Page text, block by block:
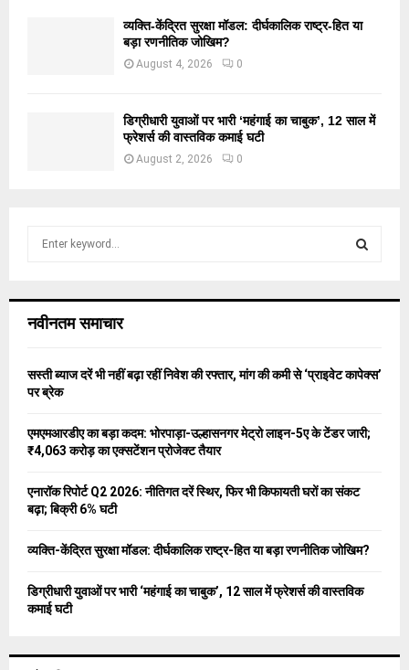
व्यक्ति-केंद्रित सुरक्षा मॉडल: दीर्घकालिक राष्ट्र-हित या
बड़ा रणनीतिक जोखिम?
August 4, 2026 0
डिग्रीधारी युवाओं पर भारी ‘महंगाई का चाबुक’, 12 साल में
फ्रेशर्स की वास्तविक कमाई घटी
August 2, 2026 0
h
o
r
C
नवीनतम समाचार
सस्ती ब्याज दरें भी नहीं बढ़ा रहीं निवेश की रफ्तार, मांग की कमी से ‘प्राइवेट कापेक्स’
पर ब्रेक
एमएमआरडीए का बड़ा कदम: भोरपाड़ा-उल्हासनगर मेट्रो लाइन-5ए के टेंडर जारी;
₹4,063 करोड़ का एक्सटेंशन प्रोजेक्ट तैयार
एनारॉक रिपोर्ट Q2 2026: नीतिगत दरें स्थिर, फिर भी किफायती घरों का संकट
बढ़ा; बिक्री 6% घटी
व्यक्ति-केंद्रित सुरक्षा मॉडल: दीर्घकालिक राष्ट्र-हित या बड़ा रणनीतिक जोखिम?
डिग्रीधारी युवाओं पर भारी ‘महंगाई का चाबुक’, 12 साल में फ्रेशर्स की वास्तविक
कमाई घटी